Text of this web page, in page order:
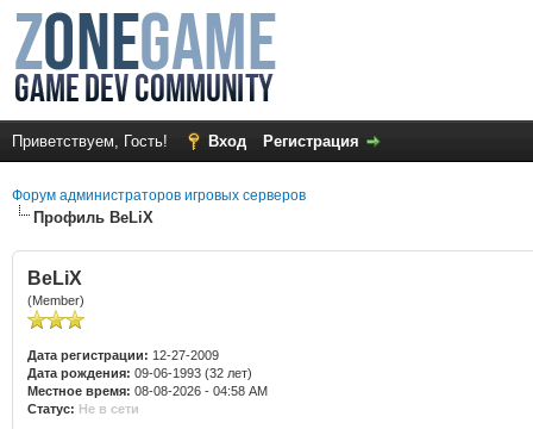
Приветствуем, Гость! Вход Регистрация
Форум администраторов игровых серверов
Профиль BeLiX
BeLiX
(Member)
Дата регистрации: 12-27-2009
Дата рождения: 09-06-1993 (32 лет)
Местное время: 08-08-2026 - 04:58 AM
Статус: Не в сети